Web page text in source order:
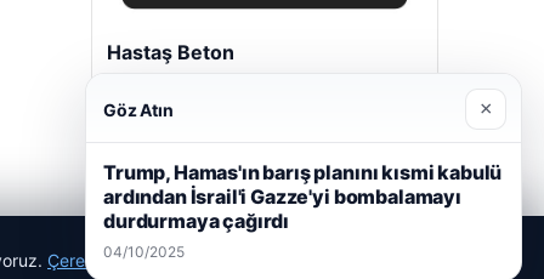
Hastaş Beton
Çerez Politikamız
Göz Atın ×
Trump, Hamas'ın barış planını kısmi kabulü
ardından İsrail'i Gazze'yi bombalamayı
durdurmaya çağırdı
04/10/2025